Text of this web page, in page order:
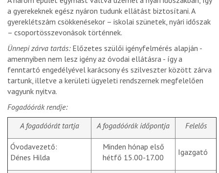
a gyerekeknek egész nyáron tudunk ellátást biztosítani. A
gyereklétszám csökkenésekor – iskolai szünetek, nyári időszak
– csoportösszevonások történnek.
Ünnepi zárva tartás:Előzetes szülői igényfelmérés alapján -
amennyiben nem lesz igény az óvodai ellátásra - így a
fenntartó engedélyével karácsony és szilveszter között zárva
tartunk, illetve a kerületi ügyeleti rendszernek megfelelően
vagyunk nyitva.
Fogadóórák rendje:
A fogadóórát tartja
A fogadóórák időpontja Felelős
Óvodavezető:
Dénes Hilda
Minden hónap első
hétfő 15.00-17.00
Igazgató